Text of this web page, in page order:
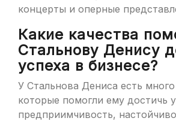
концерты и оперные
Какие качества
Стальнову Денису
успеха в бизнесе?
У Стальнова Дениса есть много
которые помогли ему достичь
предприимчивость,